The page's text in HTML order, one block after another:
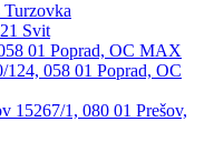
Turzovka
Svit
01 Poprad, OC MAX
124, 058 01 Poprad, OC
15267/1, 080 01 Prešov,